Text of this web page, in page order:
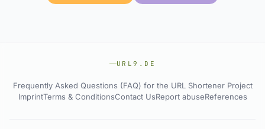
URL9.DE
Frequently Asked Questions (FAQ) for the URL Shortener Project
ImprintTerms & ConditionsContact UsReport abuseReferences